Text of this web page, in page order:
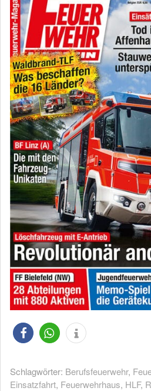
Schlagwörter: Berufsfeuerwehr,
Einsatzfahrt, Feuerwehrhaus, HLF,